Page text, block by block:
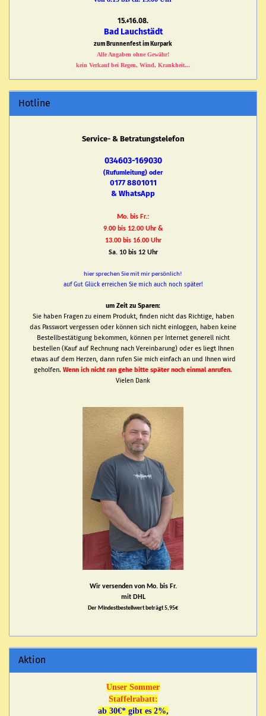
15.+16.08.
Bad Lauchstädt
zum Brunnenfest im Kurpark
Alle Angaben ohne Gewähr!
kein Verkauf bei Regen, Wind, Krankheit...
Hotline
Service- & Betratungstelefon
034603-169030
(Rufumleitung) oder
0177 8801011
& WhatsApp
Mo. bis Fr.:
9.00 bis 12.00 Uhr &
13.00 bis 16.00 Uhr
Sa. 10 bis 12 Uhr
hier sprechen Sie mit mir persönlich!
auf Gut Glück erreichen Sie mich auch noch später!
um Zeit zu Sparen:
Sie haben Fragen zu einem Produkt, finden nicht das Richtige, haben
das Passwort vergessen oder können sich nicht einloggen, haben keine
Bestellbestätigung bekommen, können per Internet generell nicht
bestellen (Kauf auf Rechnung nach Vereinbarung) oder es liegt Ihnen
etwas auf dem Herzen, dann rufen Sie mich einfach an und Ihnen wird
geholfen. Wenn ich nicht ran gehe bitte später noch einmal anrufen.
Vielen Dank
Wir versenden von Mo. bis Fr.
mit DHL
Der Mindestbestellwert beträgt 5,95€
Aktion
Unser Sommer
Staffelrabatt:
ab 30€* gibt es 2%,